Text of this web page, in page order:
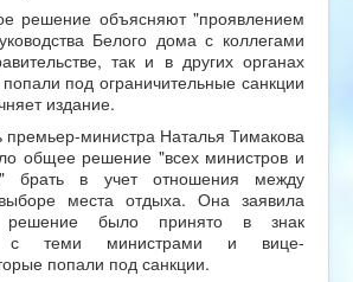
решение объясняют "проявлением
Белого дома с коллегами
так и в других органах
под ограничительные санкции
издание.
премьер-министра Наталья Тимакова
общее решение "всех министров и
брать в учет отношения между
места отдыха. Она заявила
решение было принято в знак
с теми министрами и вице-
попали под санкции.